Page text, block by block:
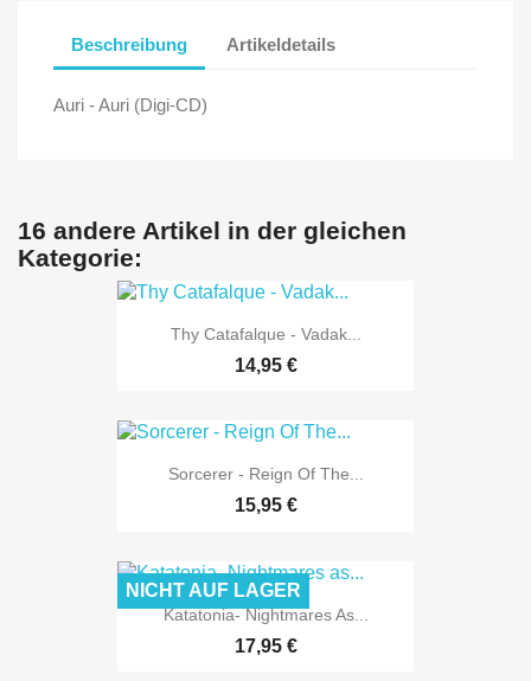
Beschreibung Artikeldetails
Auri - Auri (Digi-CD)
16 andere Artikel in der gleichen
Kategorie:
Thy Catafalque - Vadak...
14,95 €
Sorcerer - Reign Of The...
15,95 €
Katatonia- Nightmares As...
17,95 €
NICHT AUF LAGER